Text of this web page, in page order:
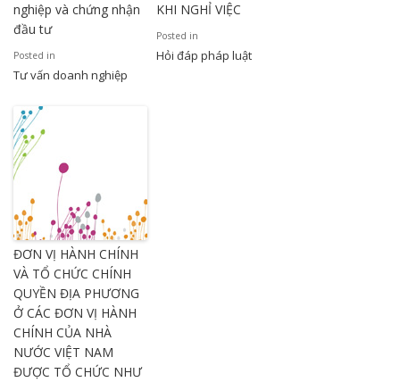
nghiệp và chứng nhận
đầu tư
Posted in
Tư vấn doanh nghiệp
KHI NGHỈ VIỆC
Posted in
Hỏi đáp pháp luật
ĐƠN VỊ HÀNH CHÍNH
VÀ TỔ CHỨC CHÍNH
QUYỀN ĐỊA PHƯƠNG
Ở CÁC ĐƠN VỊ HÀNH
CHÍNH CỦA NHÀ
NƯỚC VIỆT NAM
ĐƯỢC TỔ CHỨC NHƯ